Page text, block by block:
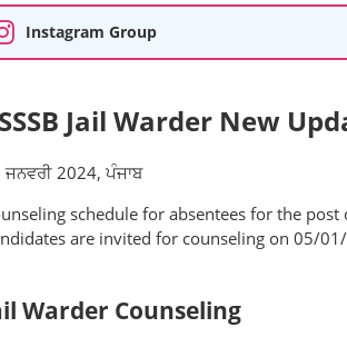
Instagram Group
Jail Warder New
ਜਨਵਰੀ 2024, ਪੰਜਾਬ
schedule for absentees for the
are invited for counseling on 05/
Warder Counseling